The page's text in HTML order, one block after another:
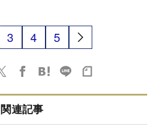
3 4 5
関連記事